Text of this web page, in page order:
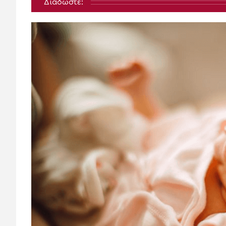
Διαδώστε: